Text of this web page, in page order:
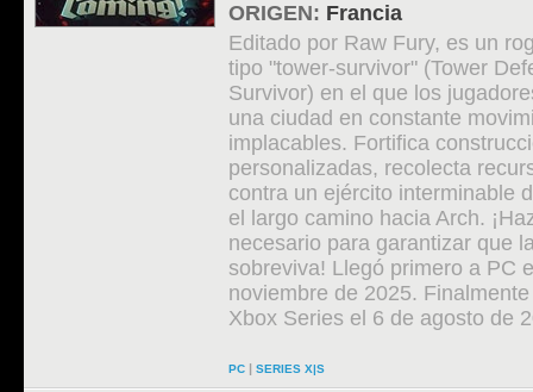
ORIGEN: Francia
Editado por Raw Fury, es un
tipo "tower-survivor" (Tower
Survivor) en el que los
una ciudad en constante
implacables. Fortifica
personalizadas, recolecta
contra un ejército interminable
el largo camino hacia Arch.
necesario para garantizar que
sobreviva! Llegó primero a PC
noviembre de 2025.
Xbox Series el 6 de agosto de
PC | SERIES X|S